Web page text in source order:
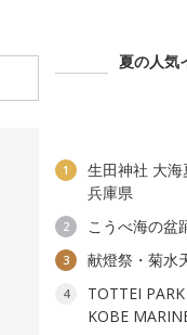
夏の人気
1
生田神社 大
兵庫県
2 こうべ海の盆
3 献燈祭・菊水
4
TOTTEI
KOBE